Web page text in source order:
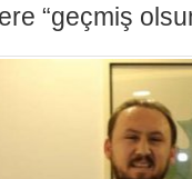
“geçmiş